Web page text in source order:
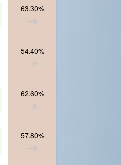
63.30%
一般
54.40%
一般
62.60%
一般
57.80%
一般